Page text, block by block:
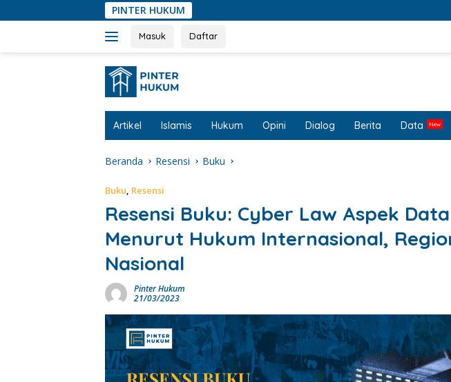
ke
PINTER HUKUM
Masuk Daftar
Artikel Islamis Hukum Opini Dialog Berita Data
Beranda Resensi Buku
Buku, Resensi
Resensi Buku: Cyber Law Aspek
Menurut Hukum Internasional,
Nasional
Pinter Hukum
21/03/2023